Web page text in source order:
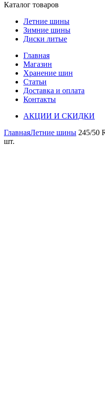
Каталог товаров
Летние шины
Зимние шины
Диски литые
Главная
Магазин
Хранение шин
Статьи
Доставка и оплата
Контакты
АКЦИИ И СКИДКИ
ГлавнаяЛетние шины 245/50
шт.